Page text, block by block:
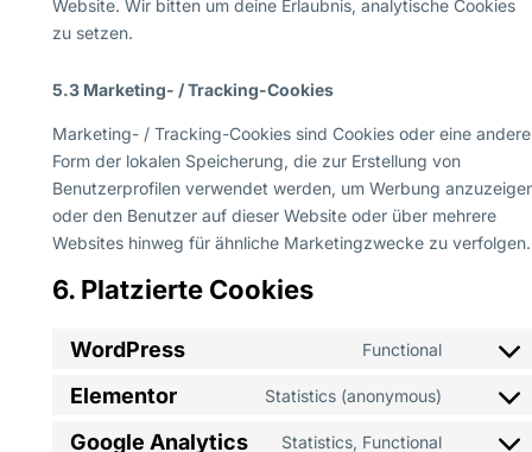
Website. Wir bitten um deine Erlaubnis, analytische Cookies
zu setzen.
5.3 Marketing- / Tracking-Cookies
Marketing- / Tracking-Cookies sind Cookies oder eine andere
Form der lokalen Speicherung, die zur Erstellung von
Benutzerprofilen verwendet werden, um Werbung
oder den Benutzer auf dieser Website oder über mehrere
Websites hinweg für ähnliche Marketingzwecke zu verfolgen.
6. Platzierte Cookies
WordPress Functional
Elementor Statistics (anonymous)
Google Analytics Statistics, Functional